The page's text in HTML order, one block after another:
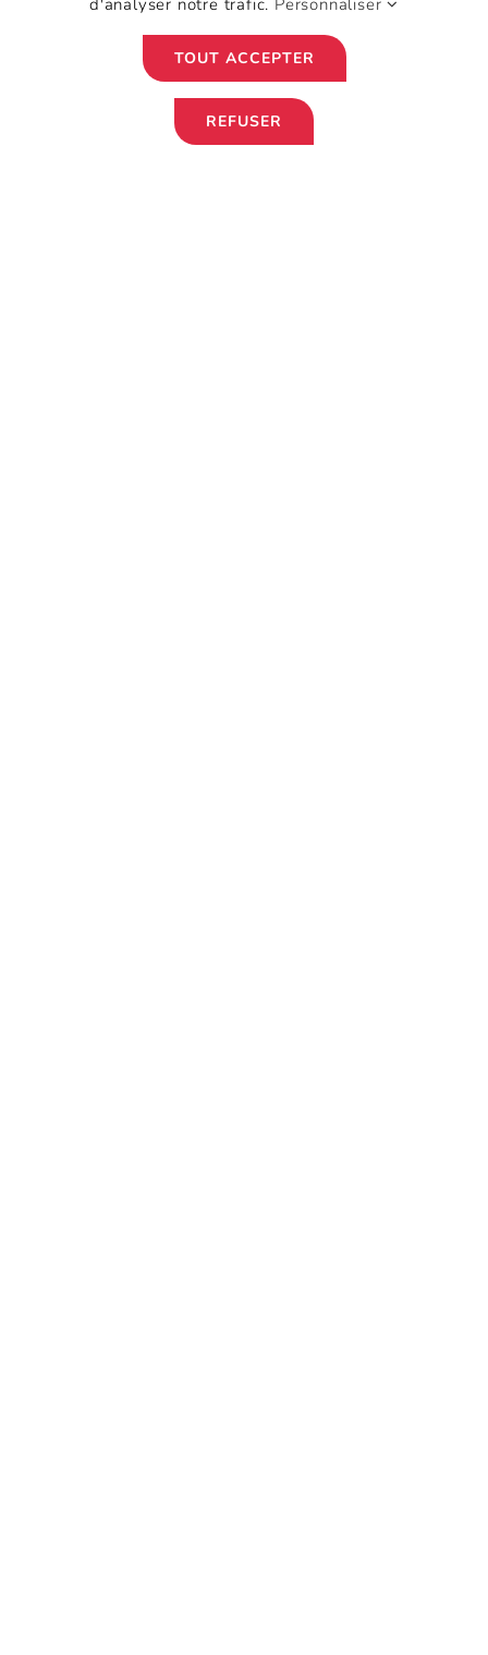
d'analyser notre trafic. Personnaliser
TOUT ACCEPTER
REFUSER